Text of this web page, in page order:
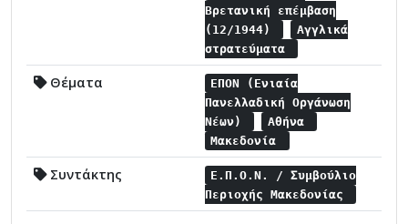
Βρετανική επέμβαση
(12/1944)
Αγγλικά
στρατεύματα
Θέματα
ΕΠΟΝ (Ενιαία
Πανελλαδική Οργάνωση
Νέων)
Αθήνα
Μακεδονία
Συντάκτης
Ε.Π.Ο.Ν. / Συμβούλιο
Περιοχής Μακεδονίας